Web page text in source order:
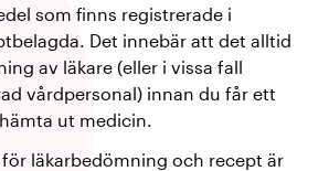
som finns registrerade i
Det innebär att det alltid
av läkare (eller i vissa fall
vårdpersonal) innan du får ett
ut medicin.
läkarbedömning och recept är